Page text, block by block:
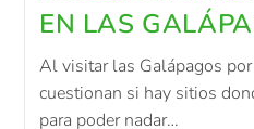
EN LAS
Al visitar las Galápagos
cuestionan si hay sitios
para poder nadar…